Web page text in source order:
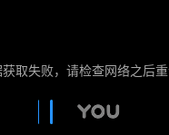
获取失败，请检查网络之后